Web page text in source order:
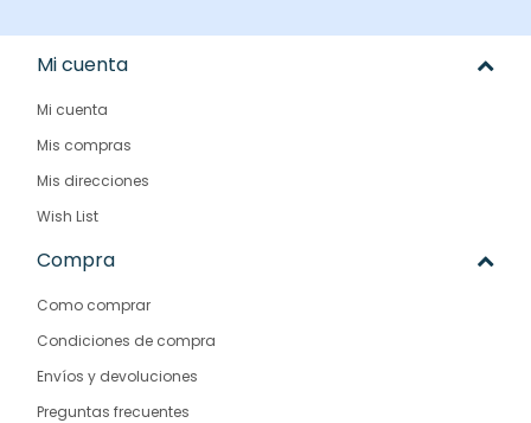
Mi cuenta
Mi cuenta
Mis compras
Mis direcciones
Wish List
Compra
Como comprar
Condiciones de compra
Envíos y devoluciones
Preguntas frecuentes